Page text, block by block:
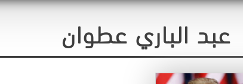
عبد الباري عطوان